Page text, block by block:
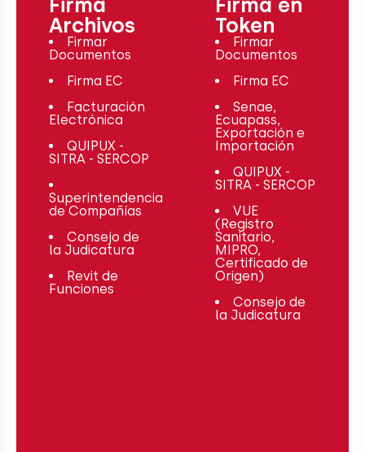
Archivos
Firmar
Documentos
Firma EC
Facturación
Electrónica
QUIPUX -
SITRA - SERCOP
Superintendencia
de Compañías
Consejo de
la Judicatura
Revit de
Funciones
Token
Firmar
Documentos
Firma EC
Senae,
Ecuapass,
Exportación e
Importación
QUIPUX -
SITRA - SERCOP
VUE
(Registro
Sanitario,
MIPRO,
Certificado de
Origen)
Consejo de
la Judicatura